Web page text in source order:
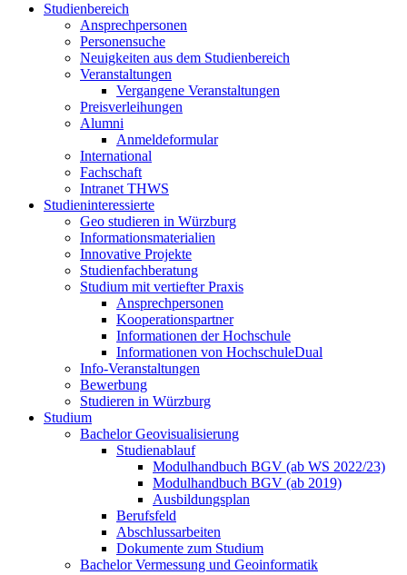
Studienbereich
Ansprechpersonen
Personensuche
Neuigkeiten aus dem Studienbereich
Veranstaltungen
Vergangene Veranstaltungen
Preisverleihungen
Alumni
Anmeldeformular
International
Fachschaft
Intranet THWS
Studieninteressierte
Geo studieren in Würzburg
Informationsmaterialien
Innovative Projekte
Studienfachberatung
Studium mit vertiefter Praxis
Ansprechpersonen
Kooperationspartner
Informationen der Hochschule
Informationen von HochschuleDual
Info-Veranstaltungen
Bewerbung
Studieren in Würzburg
Studium
Bachelor Geovisualisierung
Studienablauf
Modulhandbuch BGV (ab WS 2022/23)
Modulhandbuch BGV (ab 2019)
Ausbildungsplan
Berufsfeld
Abschlussarbeiten
Dokumente zum Studium
Bachelor Vermessung und Geoinformatik